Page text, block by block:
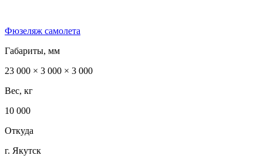
Фюзеляж самолета
Габариты, мм
23 000 × 3 000 × 3 000
Вес, кг
10 000
Откуда
г. Якутск